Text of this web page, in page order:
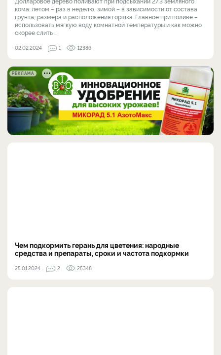
кома: летом – раз в неделю, зимой – в зависимости от состава
грунта, размера и расположения горшка. Главное при поливе –
использовать мягкую воду комнатной температуры и как можно
скорее слить ...
02.02.2024 1 12386
РЕКЛАМА
Чем подкормить герань для цветения: народные
средства и препараты, сроки и частота подкормки
25.01.2024 2 25348